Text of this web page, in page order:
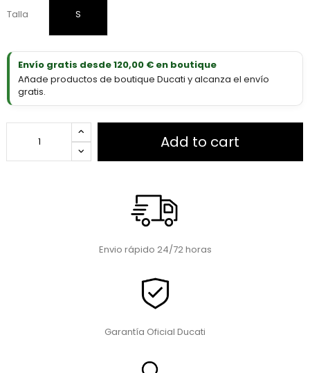
Talla S
Envío gratis desde 120,00 € en boutique
Añade productos de boutique Ducati y alcanza el envío
gratis.
Add to cart
Envio rápido 24/72 horas
Garantía Oficial Ducati